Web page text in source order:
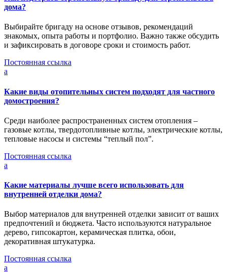
дома?
Выбирайте бригаду на основе отзывов, рекомендаций
знакомых, опыта работы и портфолио. Важно также обсудить
и зафиксировать в договоре сроки и стоимость работ.
Постоянная ссылка
a
Какие виды отопительных систем подходят для частного
домостроения?
Среди наиболее распространенных систем отопления –
газовые котлы, твердотопливные котлы, электрические котлы,
тепловые насосы и системы “теплый пол”.
Постоянная ссылка
a
Какие материалы лучше всего использовать для
внутренней отделки дома?
Выбор материалов для внутренней отделки зависит от ваших
предпочтений и бюджета. Часто используются натуральное
дерево, гипсокартон, керамическая плитка, обои,
декоративная штукатурка.
Постоянная ссылка
a